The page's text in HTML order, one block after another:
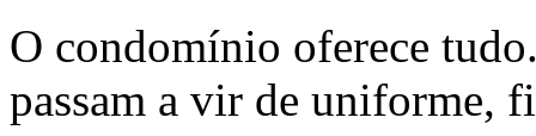
O condomínio oferece
passam a vir de uniforme,